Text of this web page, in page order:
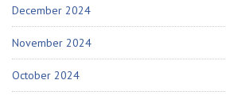
December 2024
November 2024
October 2024